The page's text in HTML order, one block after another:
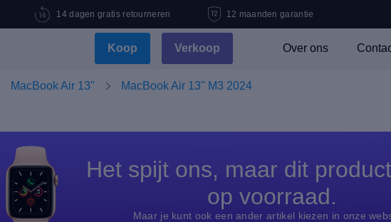
14 dagen gratis retourneren 12 maanden garantie
Koop Verkoop Over ons
MacBook Air 13" MacBook Air 13" M3 2024
Het spijt ons, maar dit
op voorraad.
Maar je kunt ook een ander artikel kiezen in onze